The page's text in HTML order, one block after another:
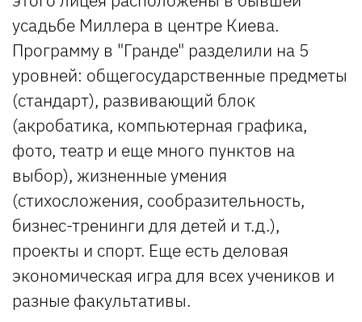
усадьбе Миллера в центре Киева.
Программу в "Гранде" разделили на 5
уровней: общегосударственные предметы
(стандарт), развивающий блок
(акробатика, компьютерная графика,
фото, театр и еще много пунктов на
выбор), жизненные умения
(стихосложения, сообразительность,
бизнес-тренинги для детей и т.д.),
проекты и спорт. Еще есть деловая
экономическая игра для всех учеников и
разные факультативы.